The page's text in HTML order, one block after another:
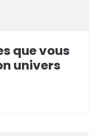
que vous
univers